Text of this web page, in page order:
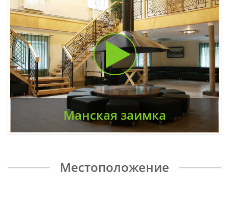
Манская заимка
Местоположение